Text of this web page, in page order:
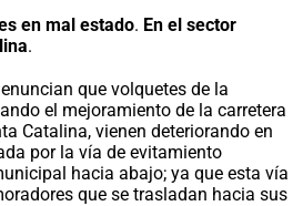
en mal estado. En el sector
.
que volquetes de la
el mejoramiento de la carretera
Catalina, vienen deteriorando en
por la vía de evitamiento
hacia abajo; ya que esta vía
que se trasladan hacia sus